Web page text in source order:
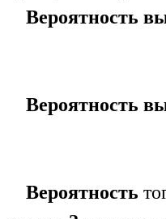
Вероятность
Вероятность
Вероятность